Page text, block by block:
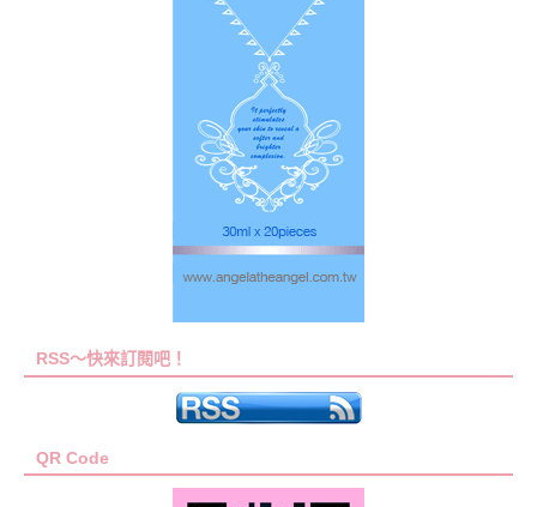
RSS～快來訂閱吧！
QR Code